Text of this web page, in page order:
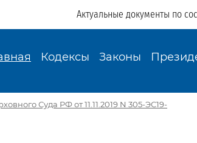
Актуальные документы по
Кодексы Законы
Суда РФ от 11.11.2019 N 305-ЭС19-